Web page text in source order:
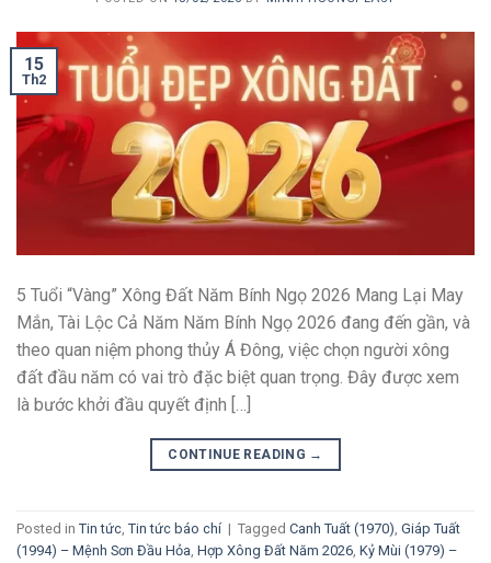
15
Th2
5 Tuổi “Vàng” Xông Đất Năm Bính Ngọ 2026 Mang Lại May
Mắn, Tài Lộc Cả Năm Năm Bính Ngọ 2026 đang đến gần, và
theo quan niệm phong thủy Á Đông, việc chọn người xông
đất đầu năm có vai trò đặc biệt quan trọng. Đây được xem
là bước khởi đầu quyết định […]
CONTINUE READING →
Posted in Tin tức, Tin tức báo chí | Tagged Canh Tuất (1970), Giáp Tuất
(1994) – Mệnh Sơn Đầu Hỏa, Hợp Xông Đất Năm 2026, Kỷ Mùi (1979) –